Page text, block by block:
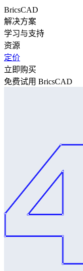
BricsCAD
解决方案
学习与支持
资源
定价
立即购买
免费试用 BricsCAD